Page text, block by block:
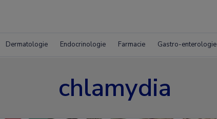
Dermatologie Endocrinologie Farmacie Gastro-enterologie
chlamydia